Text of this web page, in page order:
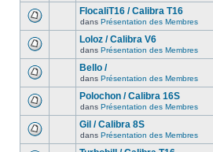
FlocaliT16 / Calibra T16
dans Présentation des Membres
Loloz / Calibra V6
dans Présentation des Membres
Bello /
dans Présentation des Membres
Polochon / Calibra 16S
dans Présentation des Membres
Gil / Calibra 8S
dans Présentation des Membres